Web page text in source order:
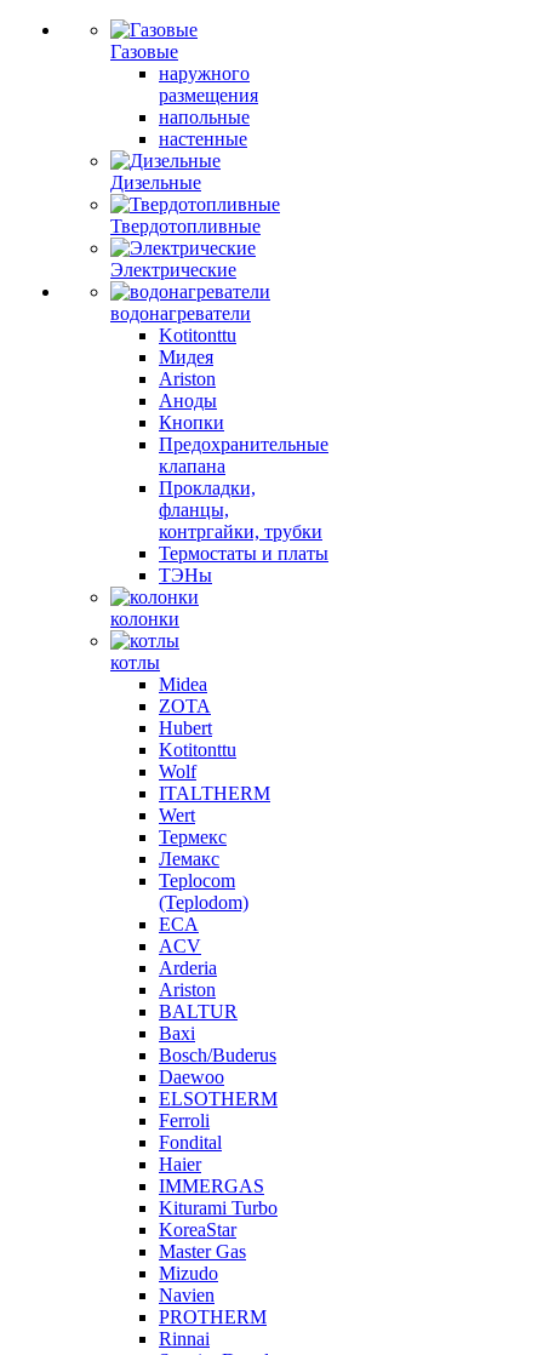
Газовые
наружного
размещения
напольные
настенные
Дизельные
Твердотопливные
Электрические
водонагреватели
Kotitonttu
Мидея
Ariston
Аноды
Кнопки
Предохранительные
клапана
Прокладки,
фланцы,
контргайки, трубки
Термостаты и платы
ТЭНы
колонки
котлы
Midea
ZOTA
Hubert
Kotitonttu
Wolf
ITALTHERM
Wert
Термекс
Лемакс
Teplocom
(Teplodom)
ECA
ACV
Arderia
Ariston
BALTUR
Baxi
Bosch/Buderus
Daewoo
ELSOTHERM
Ferroli
Fondital
Haier
IMMERGAS
Kiturami Turbo
KoreaStar
Master Gas
Mizudo
Navien
PROTHERM
Rinnai